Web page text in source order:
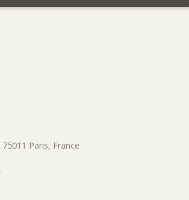
75011 Paris, France